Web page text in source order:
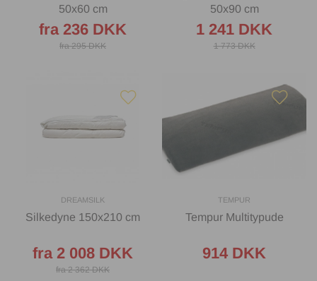
50x60 cm
fra 236 DKK
fra 295 DKK
50x90 cm
1 241 DKK
1 773 DKK
DREAMSILK
Silkedyne 150x210 cm
fra 2 008 DKK
fra 2 362 DKK
TEMPUR
Tempur Multitypude
914 DKK